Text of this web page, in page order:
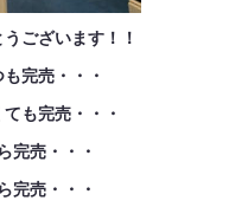
ございます！！
完売・・・
も完売・・・
完売・・・
完売・・・